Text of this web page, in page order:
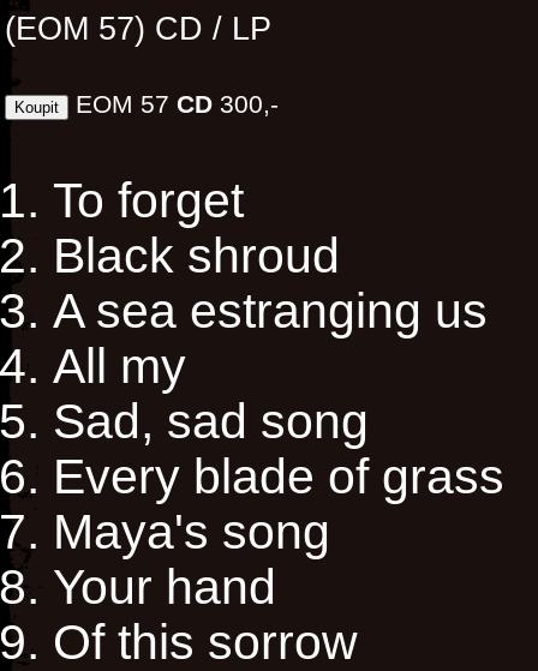
(EOM 57) CD / LP
EOM 57 CD 300,-
To forget
Black shroud
A sea estranging us
All my
Sad, sad song
Every blade of grass
Maya's song
Your hand
Of this sorrow